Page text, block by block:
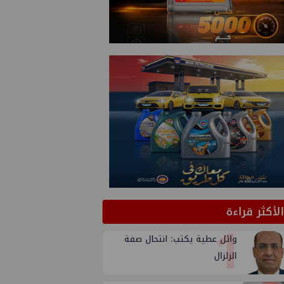
الأكثر قراءة
1
وائل عطية يكتب: انتحال صفة
الزلزال